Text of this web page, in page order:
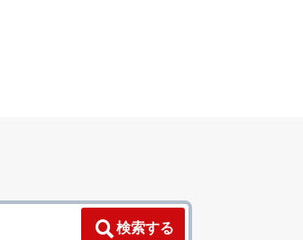
検索する